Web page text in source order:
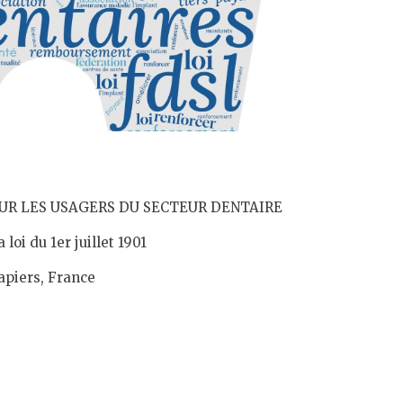
LES USAGERS DU SECTEUR DENTAIRE
du 1er juillet 1901
France